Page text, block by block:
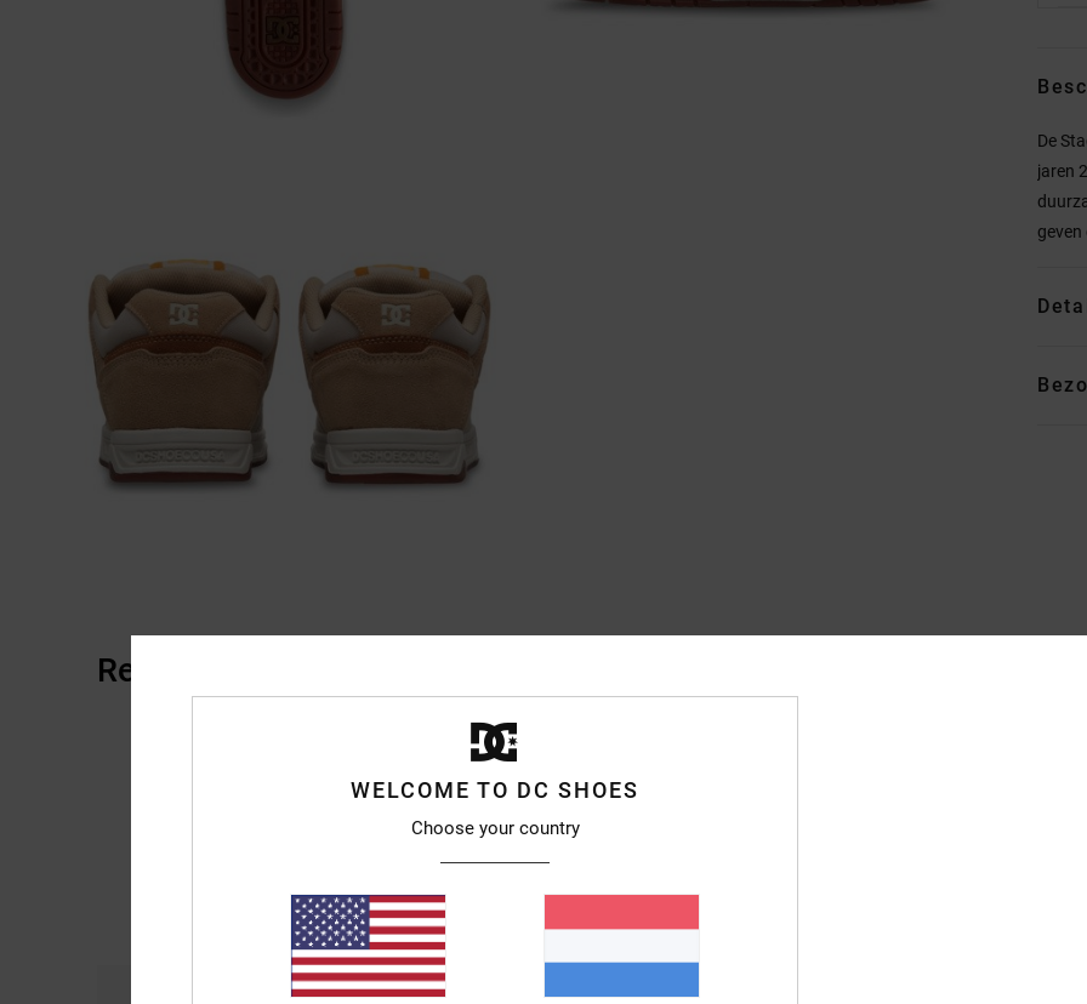
De
jaren
geven
Reviews van klanten
89% van onze klanten bevelen dit product aan
Comfort
Prijs-kwaliteitverhouding
WELCOME TO DC SHOES
Choose your country